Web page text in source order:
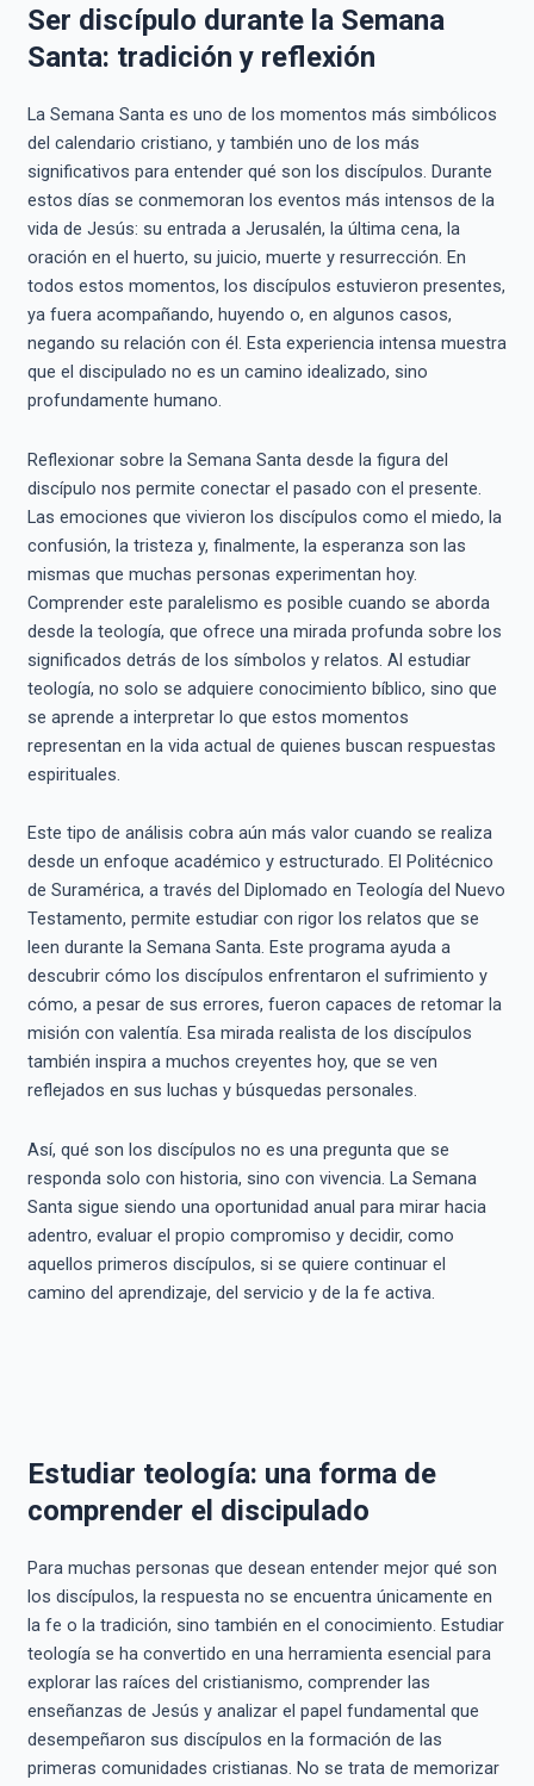
Ser discípulo durante la Semana
Santa: tradición y reflexión
La Semana Santa es uno de los momentos más simbólicos
del calendario cristiano, y también uno de los más
significativos para entender qué son los discípulos. Durante
estos días se conmemoran los eventos más intensos de la
vida de Jesús: su entrada a Jerusalén, la última cena, la
oración en el huerto, su juicio, muerte y resurrección. En
todos estos momentos, los discípulos estuvieron presentes,
ya fuera acompañando, huyendo o, en algunos casos,
negando su relación con él. Esta experiencia intensa muestra
que el discipulado no es un camino idealizado, sino
profundamente humano.
Reflexionar sobre la Semana Santa desde la figura del
discípulo nos permite conectar el pasado con el presente.
Las emociones que vivieron los discípulos como el miedo, la
confusión, la tristeza y, finalmente, la esperanza son las
mismas que muchas personas experimentan hoy.
Comprender este paralelismo es posible cuando se aborda
desde la teología, que ofrece una mirada profunda sobre los
significados detrás de los símbolos y relatos. Al estudiar
teología, no solo se adquiere conocimiento bíblico, sino que
se aprende a interpretar lo que estos momentos
representan en la vida actual de quienes buscan respuestas
espirituales.
Este tipo de análisis cobra aún más valor cuando se realiza
desde un enfoque académico y estructurado. El Politécnico
de Suramérica, a través del Diplomado en Teología del Nuevo
Testamento, permite estudiar con rigor los relatos que se
leen durante la Semana Santa. Este programa ayuda a
descubrir cómo los discípulos enfrentaron el sufrimiento y
cómo, a pesar de sus errores, fueron capaces de retomar la
misión con valentía. Esa mirada realista de los discípulos
también inspira a muchos creyentes hoy, que se ven
reflejados en sus luchas y búsquedas personales.
Así, qué son los discípulos no es una pregunta que se
responda solo con historia, sino con vivencia. La Semana
Santa sigue siendo una oportunidad anual para mirar hacia
adentro, evaluar el propio compromiso y decidir, como
aquellos primeros discípulos, si se quiere continuar el
camino del aprendizaje, del servicio y de la fe activa.
Estudiar teología: una forma de
comprender el discipulado
Para muchas personas que desean entender mejor qué son
los discípulos, la respuesta no se encuentra únicamente en
la fe o la tradición, sino también en el conocimiento. Estudiar
teología se ha convertido en una herramienta esencial para
explorar las raíces del cristianismo, comprender las
enseñanzas de Jesús y analizar el papel fundamental que
desempeñaron sus discípulos en la formación de las
primeras comunidades cristianas. No se trata de memorizar